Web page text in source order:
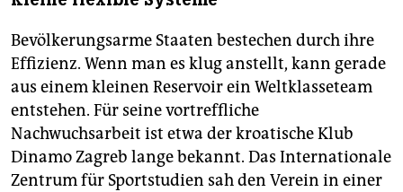
Bevölkerungsarme Staaten bestechen durch ihre
Effizienz. Wenn man es klug anstellt, kann gerade
aus einem kleinen Reservoir ein Weltklasseteam
entstehen. Für seine vortreffliche
Nachwuchsarbeit ist etwa der kroatische Klub
Dinamo Zagreb lange bekannt. Das Internationale
Zentrum für Sportstudien sah den Verein in einer